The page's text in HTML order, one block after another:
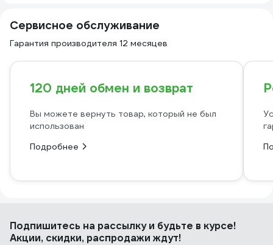
Сервисное обслуживание
Гарантия производителя 12 месяцев
120 дней обмен и возврат
Вы можете вернуть товар, который не был
использован
Подробнее
Подпишитесь на рассылкуи будьте в курсе!
Акции, скидки, распродажи ждут!